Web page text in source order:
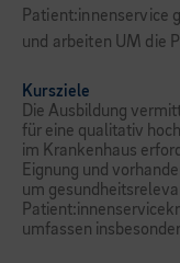
Patient:innenservice
und arbeiten UM die
Kursziele
Die Ausbildung
für eine qualitativ
im Krankenhaus
Eignung und
um
umfassen